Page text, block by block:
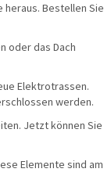
heraus. Bestellen Sie
oder das Dach
Elektrotrassen.
werden.
Jetzt können Sie
Elemente sind am